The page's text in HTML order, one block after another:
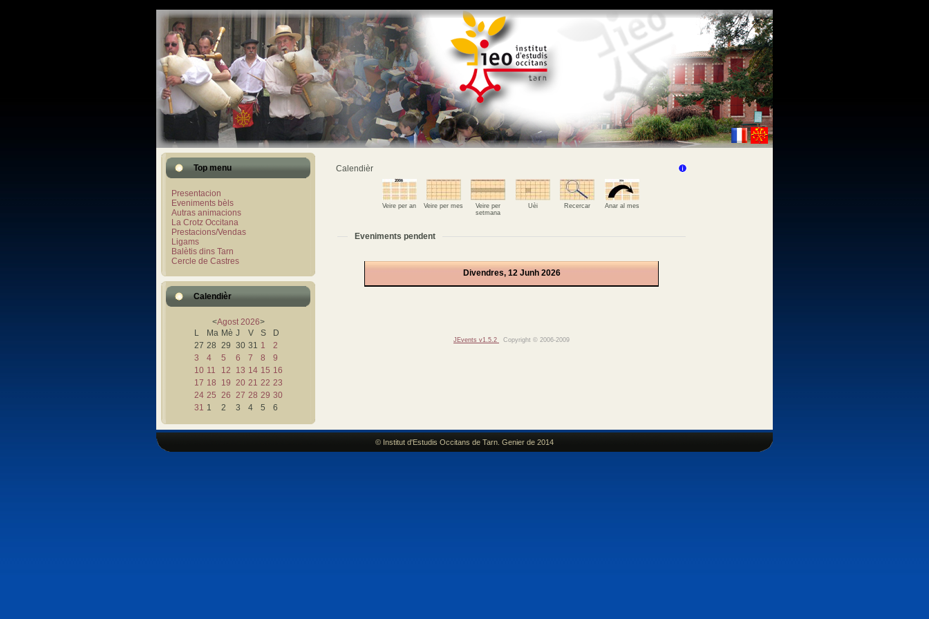
Top menu
Presentacion
Eveniments bèls
Autras animacions
La Crotz Occitana
Prestacions/Vendas
Ligams
Balètis dins Tarn
Cercle de Castres
Calendièr
<Agost 2026>
L
Ma Mè J V S
D
27 28 29 30 31 1
2
3
4 5 6 7 8
9
10 11 12 13 14 15 16
17 18 19 20 21 22 23
24 25 26 27 28 29 30
31 1 2 3 4 5 6
Calendièr
Veire per an Veire per mes
Veire per
setmana
Uèi Recercar Anar al mes
Eveniments pendent
Divendres, 12 Junh 2026
JEvents v1.5.2 Copyright © 2006-2009
© Institut d'Estudis Occitans de Tarn. Genier de 2014